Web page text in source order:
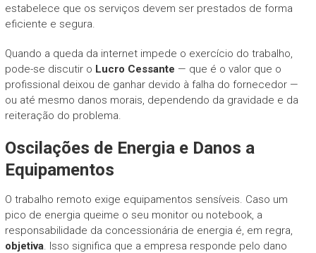
estabelece que os serviços devem ser prestados de forma
eficiente e segura.
Quando a queda da internet impede o exercício do trabalho,
pode-se discutir o Lucro Cessante — que é o valor que o
profissional deixou de ganhar devido à falha do fornecedor —
ou até mesmo danos morais, dependendo da gravidade e da
reiteração do problema.
Oscilações de Energia e Danos a
Equipamentos
O trabalho remoto exige equipamentos sensíveis. Caso um
pico de energia queime o seu monitor ou notebook, a
responsabilidade da concessionária de energia é, em regra,
objetiva. Isso significa que a empresa responde pelo dano